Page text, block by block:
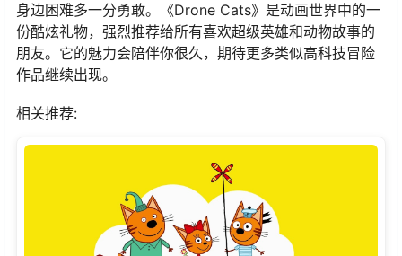
身边困难多一分勇敢。《Drone Cats》是动画世界中的一
份酷炫礼物，强烈推荐给所有喜欢超级英雄和动物故事的
朋友。它的魅力会陪伴你很久，期待更多类似高科技冒险
作品继续出现。
相关推荐: